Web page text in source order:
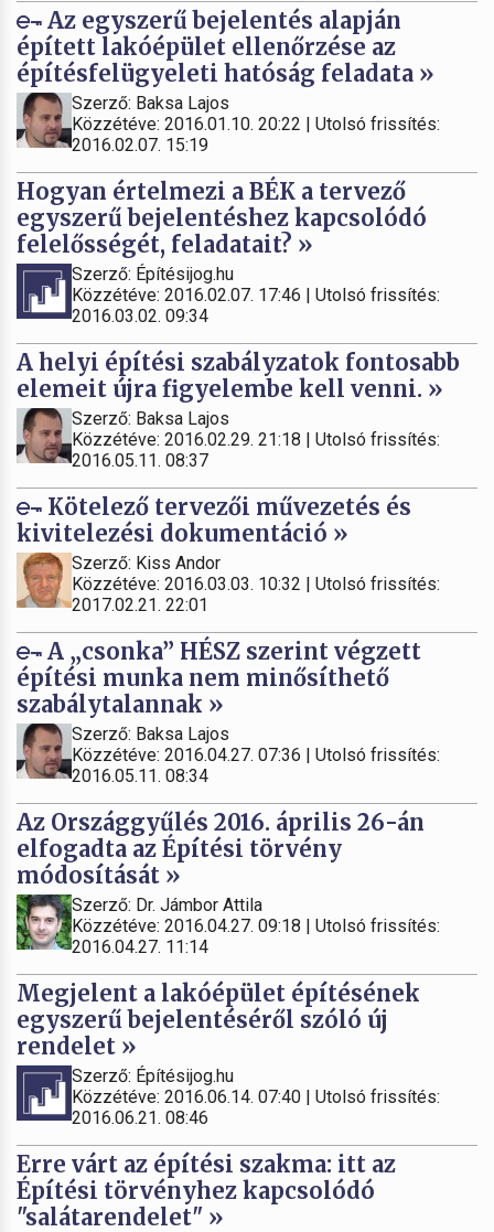
Az egyszerű bejelentés alapján
épített lakóépület ellenőrzése az
építésfelügyeleti hatóság feladata »
Szerző: Baksa Lajos
Közzétéve: 2016.01.10. 20:22 | Utolsó frissítés:
2016.02.07. 15:19
Hogyan értelmezi a BÉK a tervező
egyszerű bejelentéshez kapcsolódó
felelősségét, feladatait? »
Szerző: Építésijog.hu
Közzétéve: 2016.02.07. 17:46 | Utolsó frissítés:
2016.03.02. 09:34
A helyi építési szabályzatok fontosabb
elemeit újra figyelembe kell venni. »
Szerző: Baksa Lajos
Közzétéve: 2016.02.29. 21:18 | Utolsó frissítés:
2016.05.11. 08:37
Kötelező tervezői művezetés és
kivitelezési dokumentáció »
Szerző: Kiss Andor
Közzétéve: 2016.03.03. 10:32 | Utolsó frissítés:
2017.02.21. 22:01
A „csonka” HÉSZ szerint végzett
építési munka nem minősíthető
szabálytalannak »
Szerző: Baksa Lajos
Közzétéve: 2016.04.27. 07:36 | Utolsó frissítés:
2016.05.11. 08:34
Az Országgyűlés 2016. április 26-án
elfogadta az Építési törvény
módosítását »
Szerző: Dr. Jámbor Attila
Közzétéve: 2016.04.27. 09:18 | Utolsó frissítés:
2016.04.27. 11:14
Megjelent a lakóépület építésének
egyszerű bejelentéséről szóló új
rendelet »
Szerző: Építésijog.hu
Közzétéve: 2016.06.14. 07:40 | Utolsó frissítés:
2016.06.21. 08:46
Erre várt az építési szakma: itt az
Építési törvényhez kapcsolódó
"salátarendelet" »